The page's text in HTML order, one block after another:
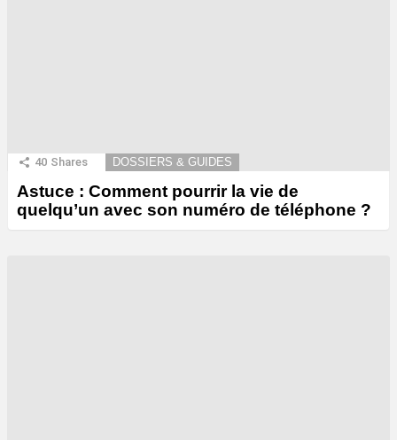
40 Shares DOSSIERS & GUIDES
Astuce : Comment pourrir la vie de
quelqu’un avec son numéro de téléphone ?